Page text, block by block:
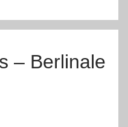
– Berlinale